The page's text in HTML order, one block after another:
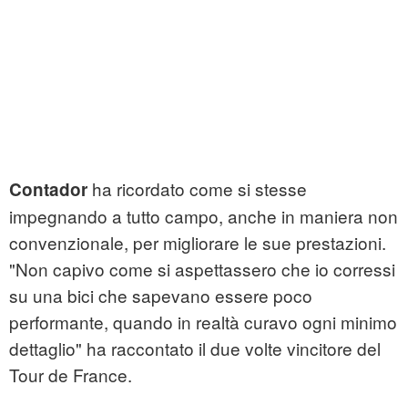
Contador ha ricordato come si stesse
impegnando a tutto campo, anche in maniera non
convenzionale, per migliorare le sue prestazioni.
"Non capivo come si aspettassero che io corressi
su una bici che sapevano essere poco
performante, quando in realtà curavo ogni minimo
dettaglio" ha raccontato il due volte vincitore del
Tour de France.